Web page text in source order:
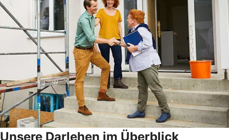
Unsere Darlehen im Überblick